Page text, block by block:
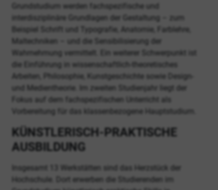
Grundstudium werden fachspezifische und
interdisziplinäre Grundlagen der Gestaltung – zum
Beispiel Schrift und Typografie, Anatomie, Farblehre,
Maltechniken – und die Sensibilisierung der
Wahrnehmung vermittelt. Ein weiterer Schwerpunkt ist
die Einführung in wissenschaftlich-theoretisches
Arbeiten, Philosophie, Kunstgeschichte sowie Design-
und Medientheorie. Im zweiten Studienjahr liegt der
Fokus auf dem fachspezifischen Unterricht als
Vorbereitung für das klassenbezogene Hauptstudium.
KÜNSTLERISCH-PRAKTISCHE
AUSBILDUNG
Insgesamt 13 Werkstätten sind das Herzstück der
Hochschule. Dort erwerben die Studierenden im